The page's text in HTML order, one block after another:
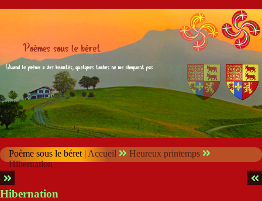
Poème sous le béret | Accueil
Heureux printemps
Hibernation
Hibernation